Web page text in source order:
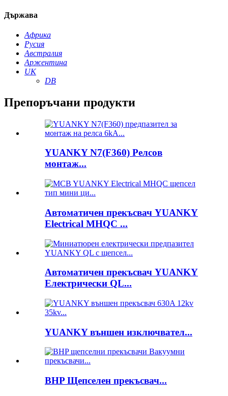
Държава
Африка
Русия
Австралия
Аржентина
UK
DB
Препоръчани продукти
YUANKY N7(F360) Релсов
монтаж...
Автоматичен прекъсвач YUANKY
Electrical MHQC ...
Автоматичен прекъсвач YUANKY
Електрически QL...
YUANKY външен изключвател...
BHP Щепселен прекъсвач...